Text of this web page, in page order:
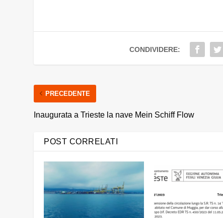
CONDIVIDERE:
PRECEDENTE
Inaugurata a Trieste la nave Mein Schiff Flow
POST CORRELATI